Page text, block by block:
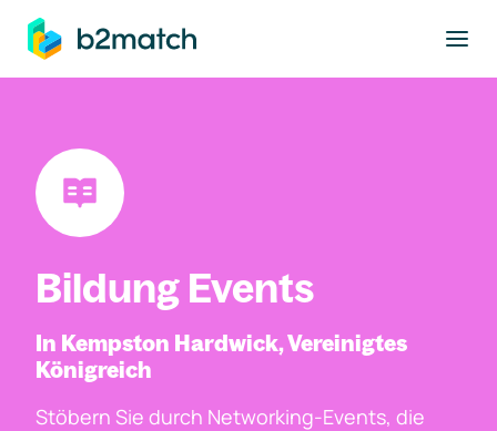
springen
Bildung Events
In Kempston Hardwick, Vereinigtes
Königreich
Stöbern Sie durch Networking-Events, die